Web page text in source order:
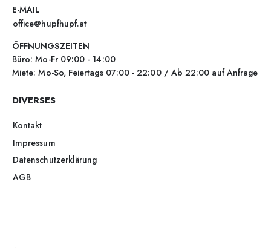
E-MAIL
office@hupfhupf.at
ÖFFNUNGSZEITEN
Büro: Mo-Fr 09:00 - 14:00
Miete: Mo-So, Feiertags 07:00 - 22:00 / Ab 22:00 auf Anfrage
DIVERSES
Kontakt
Impressum
Datenschutzerklärung
AGB